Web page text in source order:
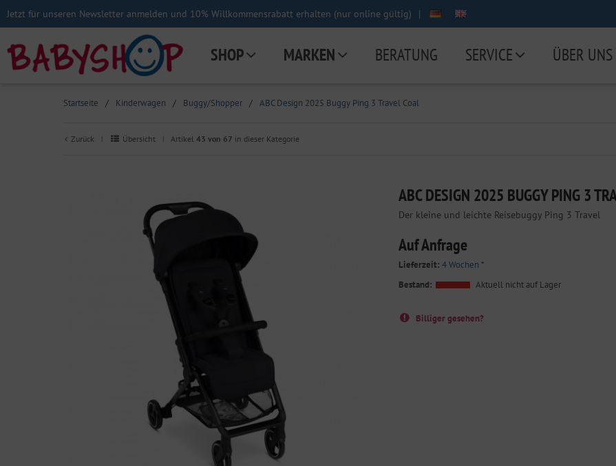
Jetzt für unseren Newsletter anmelden und 10% Willkommensrabatt erhalten (nur online gültig) |
SHOP MARKEN BERATUNG SERVICE ÜBER UNS
Startseite / Kinderwagen / Buggy/Shopper / ABC Design 2025 Buggy Ping 3 Travel Coal
Zurück | Übersicht | Artikel 43 von 67 in dieser Kategorie
ABC DESIGN 2025 BUGGY PING 3
Der kleine und leichte Reisebuggy Ping 3 Travel
Auf Anfrage
Lieferzeit: 4 Wochen *
Bestand:
Aktuell nicht auf Lager
Billiger gesehen?